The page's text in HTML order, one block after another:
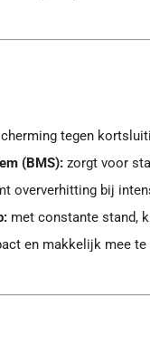
tegen
(BMS): zorgt voor
oververhitting bij
met constante stand,
en makkelijk mee te